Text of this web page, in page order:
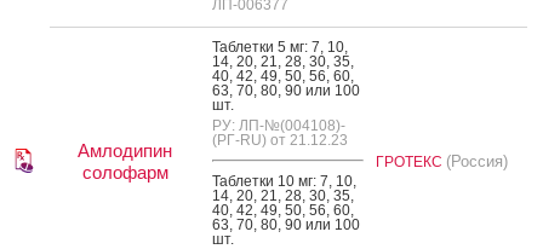
ЛП-006377
Амлодипин
солофарм
Таб­летки 5 мг: 7, 10,
14, 20, 21, 28, 30, 35,
40, 42, 49, 50, 56, 60,
63, 70, 80, 90 или 100
шт.
РУ: ЛП-№(004108)-
(РГ-RU) от 21.12.23
Таб­летки 10 мг: 7, 10,
14, 20, 21, 28, 30, 35,
40, 42, 49, 50, 56, 60,
63, 70, 80, 90 или 100
шт.
ГРОТЕКС (Россия)